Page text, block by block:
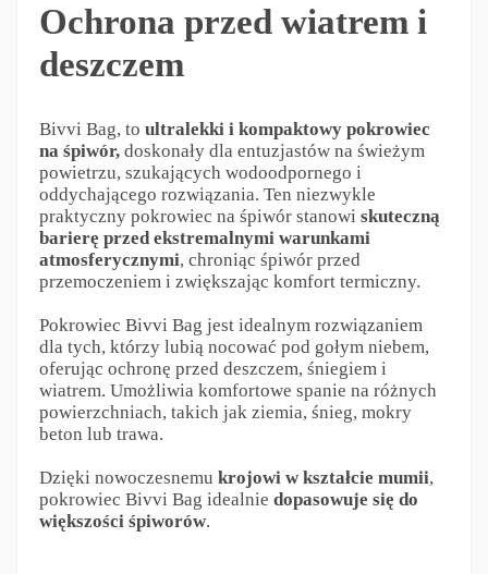
Ochrona przed wiatrem i
deszczem
Bivvi Bag, to ultralekki i kompaktowy pokrowiec
na śpiwór,doskonały dla entuzjastów na świeżym
powietrzu, szukających wodoodpornego i
oddychającego rozwiązania. Ten niezwykle
praktyczny pokrowiec na śpiwór stanowi skuteczną
barierę przed ekstremalnymi warunkami
atmosferycznymi, chroniąc śpiwór przed
przemoczeniem i zwiększając komfort termiczny.
Pokrowiec Bivvi Bag jest idealnym rozwiązaniem
dla tych, którzy lubią nocować pod gołym niebem,
oferując ochronę przed deszczem, śniegiem i
wiatrem. Umożliwia komfortowe spanie na różnych
powierzchniach, takich jak ziemia, śnieg, mokry
beton lub trawa.
Dzięki nowoczesnemu krojowi w kształcie mumii,
pokrowiec Bivvi Bag idealnie dopasowuje się do
większości śpiworów.